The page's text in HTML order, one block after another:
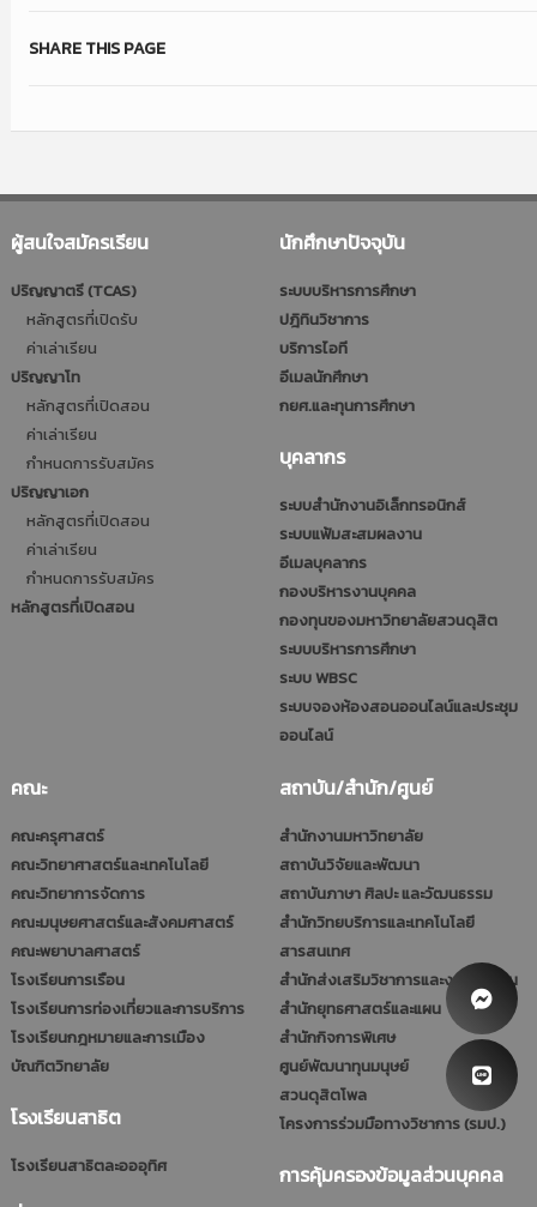
SHARE THIS PAGE
ผู้สนใจสมัครเรียน
ปริญญาตรี (TCAS)
หลักสูตรที่เปิดรับ
ค่าเล่าเรียน
ปริญญาโท
หลักสูตรที่เปิดสอน
ค่าเล่าเรียน
กำหนดการรับสมัคร
ปริญญาเอก
หลักสูตรที่เปิดสอน
ค่าเล่าเรียน
กำหนดการรับสมัคร
หลักสูตรที่เปิดสอน
นักศึกษาปัจจุบัน
ระบบบริหารการศึกษา
ปฎิทินวิชาการ
บริการไอที
อีเมลนักศึกษา
กยศ.และทุนการศึกษา
บุคลากร
ระบบสำนักงานอิเล็กทรอนิกส์
ระบบแฟ้มสะสมผลงาน
อีเมลบุคลากร
กองบริหารงานบุคคล
กองทุนของมหาวิทยาลัยสวนดุสิต
ระบบบริหารการศึกษา
ระบบ WBSC
ระบบจองห้องสอนออนไลน์และประชุม
ออนไลน์
คณะ
คณะครุศาสตร์
คณะวิทยาศาสตร์และเทคโนโลยี
คณะวิทยาการจัดการ
คณะมนุษยศาสตร์และสังคมศาสตร์
คณะพยาบาลศาสตร์
โรงเรียนการเรือน
โรงเรียนการท่องเที่ยวและการบริการ
โรงเรียนกฎหมายและการเมือง
บัณฑิตวิทยาลัย
โรงเรียนสาธิต
โรงเรียนสาธิตละอออุทิศ
สถาบัน/สำนัก/ศูนย์
สำนักงานมหาวิทยาลัย
สถาบันวิจัยและพัฒนา
สถาบันภาษา ศิลปะ และวัฒนธรรม
สำนักวิทยบริการและเทคโนโลยี
สารสนเทศ
สำนักส่งเสริมวิชาการและงานทะเบียน
สำนักยุทธศาสตร์และแผน
สำนักกิจการพิเศษ
ศูนย์พัฒนาทุนมนุษย์
สวนดุสิตโพล
โครงการร่วมมือทางวิชาการ (รมป.)
การคุ้มครองข้อมูลส่วนบุคคล